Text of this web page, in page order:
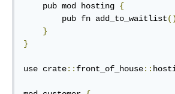
    pub mod hosting
{
        pub fn add_to_waitlist
()
}
}
use crate:: front_of_house::